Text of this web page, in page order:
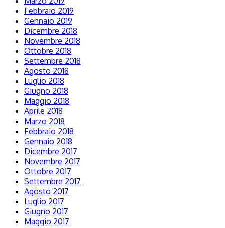
Febbraio 2019
Gennaio 2019
Dicembre 2018
Novembre 2018
Ottobre 2018
Settembre 2018
Agosto 2018
Luglio 2018
Giugno 2018
Maggio 2018
Aprile 2018
Marzo 2018
Febbraio 2018
Gennaio 2018
Dicembre 2017
Novembre 2017
Ottobre 2017
Settembre 2017
Agosto 2017
Luglio 2017
Giugno 2017
Maggio 2017